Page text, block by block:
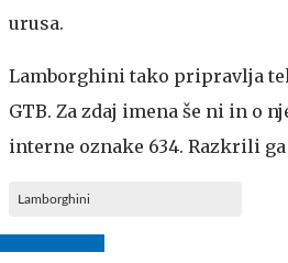
urusa.
Lamborghini tako pripravlja
GTB. Za zdaj imena še ni in o
interne oznake 634. Razkrili ga
Lamborghini